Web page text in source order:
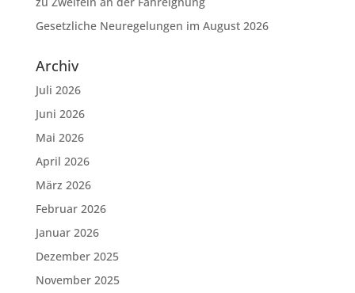
Gesetzliche Neuregelungen im August 2026
Archiv
Juli 2026
Juni 2026
Mai 2026
April 2026
März 2026
Februar 2026
Januar 2026
Dezember 2025
November 2025